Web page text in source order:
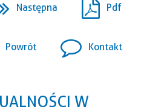
Następna Pdf
Powrót Kontakt
W